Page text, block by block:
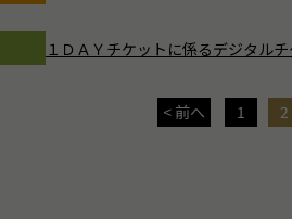
１ＤＡＹチケットに係るデジタル
< 前へ 1 2